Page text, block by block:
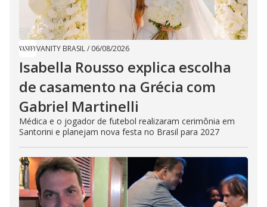
VANITY BRASIL/ 06/08/2026
Isabella Rousso explica escolha
de casamento na Grécia com
Gabriel Martinelli
Médica e o jogador de futebol realizaram cerimônia em
Santorini e planejam nova festa no Brasil para 2027